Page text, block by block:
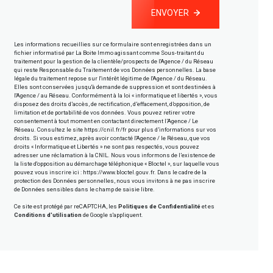
ENVOYER
Les informations recueillies sur ce formulaire sont enregistrées dans un
fichier informatisé par La Boite Immo agissant comme Sous-traitant du
traitement pour la gestion de la clientèle/prospects de l'Agence / du Réseau
qui reste Responsable du Traitement de vos Données personnelles. La base
légale du traitement repose sur l'intérêt légitime de l'Agence / du Réseau.
Elles sont conservées jusqu'à demande de suppression et sont destinées à
l'Agence / au Réseau. Conformément à la loi « informatique et libertés », vous
disposez des droits d’accès, de rectification, d’effacement, d’opposition, de
limitation et de portabilité de vos données. Vous pouvez retirer votre
consentement à tout moment en contactant directement l’Agence / Le
Réseau. Consultez le site https://cnil.fr/frpour plus d’informations sur vos
droits. Si vous estimez, après avoir contacté l'Agence / le Réseau, que vos
droits « Informatique et Libertés » ne sont pas respectés, vous pouvez
adresser une réclamation à la CNIL. Nous vous informons de l’existence de
la liste d'opposition au démarchage téléphonique « Bloctel », sur laquelle vous
pouvez vous inscrire ici : https://www.bloctel.gouv.fr. Dans le cadre de la
protection des Données personnelles, nous vous invitons à ne pas inscrire
de Données sensibles dans le champ de saisie libre.
Ce site est protégé par reCAPTCHA, les Politiques de Confidentialitéet es
Conditions d'utilisation de Google s'appliquent.